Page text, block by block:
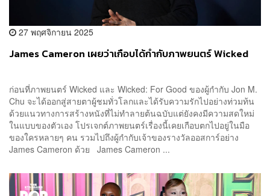
27 พฤศจิกายน 2025
James Cameron เผยว่าเกือบได้กำกับภาพยนตร์ Wicked
ก่อนที่ภาพยนตร์ Wicked และ Wicked: For Good ของผู้กำกับ Jon M.
Chu จะได้ออกสู่สายตาผู้ชมทั่วโลกและได้รับความรักไปอย่างท่วมท้น
ด้วยแนวทางการสร้างหนังที่ไม่ทำลายต้นฉบับแต่ยังคงมีความสดใหม่
ในแบบของตัวเอง โปรเจกต์ภาพยนตร์เรื่องนี้เคยเกือบตกไปอยู่ในมือ
ของใครหลายๆ คน รวมไปถึงผู้กำกับเจ้าของรางวัลออสการ์อย่าง
James Cameron ด้วย James Cameron ...